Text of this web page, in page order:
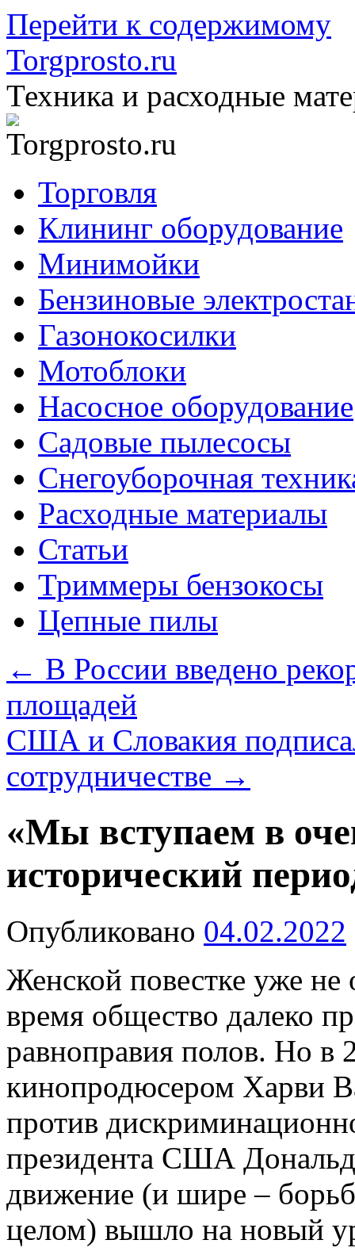
Перейти к содержимому
Torgprosto.ru
Техника и расходные
Торговля
Клининг оборудование
Минимойки
Бензиновые
Газонокосилки
Мотоблоки
Насосное оборудование
Садовые пылесосы
Снегоуборочная
Расходные материалы
Статьи
Триммеры бензокосы
Цепные пилы
← В России введено
площадей
США и Словакия
сотрудничестве →
«Мы вступаем в
исторический
Опубликовано 04.02.2022
Женской повестке уже не
время общество далеко
равноправия полов. Но в
кинопродюсером Харви
против
президента США
движение (и шире –
целом) вышло на новый